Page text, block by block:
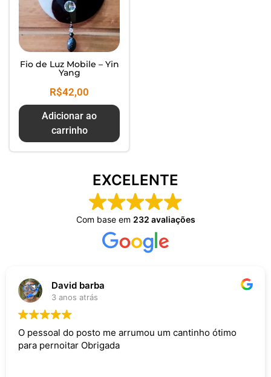
Fio de Luz Mobile – Yin
Yang
R$42,00
Adicionar ao
carrinho
EXCELENTE
Com base em 232 avaliações
David barba
3 anos atrás
O pessoal do posto me arrumou um cantinho ótimo
para pernoitar Obrigada